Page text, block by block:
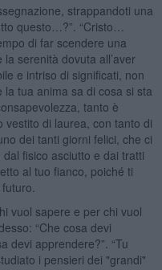
strappandoti una
questo…?”. “Cristo…
di far scendere una
serenità dovuta all’aver
e intriso di significati, non
la tua anima sa di cosa si sta
tanto è
vestito di laurea, con tanto di
dei tanti giorni felici, che ci
fisico asciutto e dai tratti
al tuo fianco, poiché ti
vuol sapere e per chi vuol
“Che cosa devi
devi apprendere?”. “Tu
i pensieri dei "grandi"